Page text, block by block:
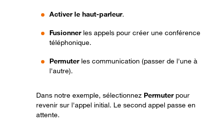
Activer le haut-parleur.
Fusionner les appels pour créer une conférence
téléphonique.
Permuterles communication (passer de l'une à
l'autre).
Dans notre exemple, sélectionnez Permuter pour
revenir sur l'appel initial. Le second appel passe en
attente.